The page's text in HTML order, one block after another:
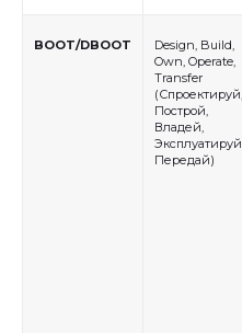
BOOT/DBOOT
Design, Build,
Own, Operate,
Transfer
(Спроектируй,
Построй,
Владей,
Эксплуатируй,
Передай)